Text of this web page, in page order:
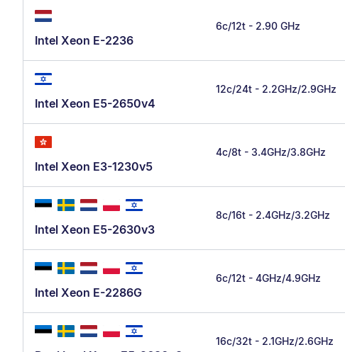
Intel Xeon E-2236
6c/12t - 2.90 GHz
Intel Xeon E5-2650v4
12c/24t - 2.2GHz/2.9GHz
Intel Xeon E3-1230v5
4c/8t - 3.4GHz/3.8GHz
Intel Xeon E5-2630v3
8c/16t - 2.4GHz/3.2GHz
Intel Xeon E-2286G
6c/12t - 4GHz/4.9GHz
16c/32t - 2.1GHz/2.6GHz